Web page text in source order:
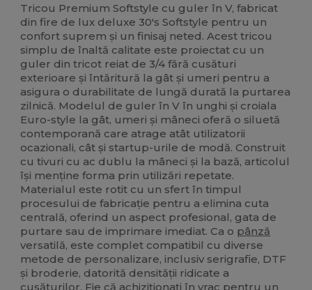
Tricou Premium Softstyle cu guler în V, fabricat
din fire de lux deluxe 30's Softstyle pentru un
confort suprem și un finisaj neted. Acest tricou
simplu de înaltă calitate este proiectat cu un
guler din tricot reiat de 3/4 fără cusături
exterioare și întăritură la gât și umeri pentru a
asigura o durabilitate de lungă durată la purtarea
zilnică. Modelul de guler în V în unghi și croiala
Euro-style la gât, umeri și mâneci oferă o siluetă
contemporană care atrage atât utilizatorii
ocazionali, cât și startup-urile de modă. Construit
cu tivuri cu ac dublu la mâneci și la bază, articolul
își menține forma prin utilizări repetate.
Materialul este rotit cu un sfert în timpul
procesului de fabricație pentru a elimina cuta
centrală, oferind un aspect profesional, gata de
purtare sau de imprimare imediat. Ca o pânză
versatilă, este complet compatibil cu diverse
metode de personalizare, inclusiv serigrafie, DTF
și broderie, datorită densității ridicate a
cusăturilor. Fie că achiziționați în vrac pentru un